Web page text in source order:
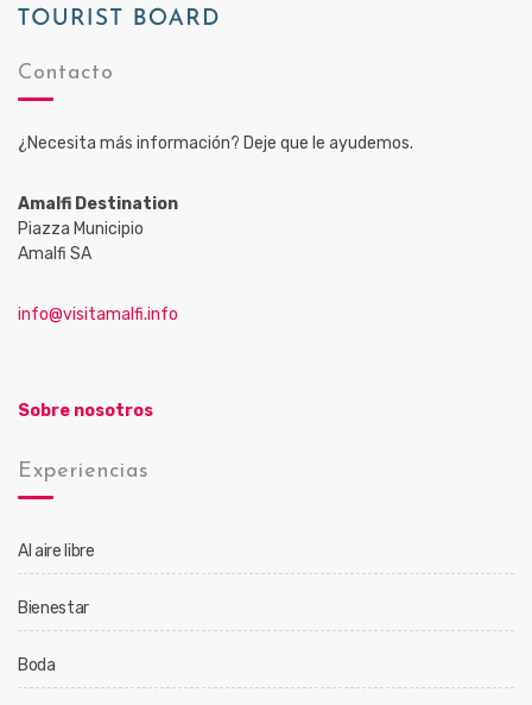
Contacto
¿Necesita más información? Deje que le ayudemos.
Amalfi Destination
Piazza Municipio
Amalfi SA
info@visitamalfi.info
Sobre nosotros
Experiencias
Al aire libre
Bienestar
Boda